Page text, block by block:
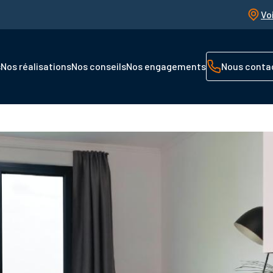
Nos réalisationsNos conseilsNos engagements Nous